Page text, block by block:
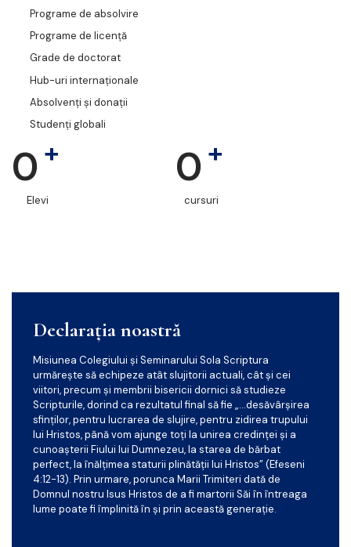
Programe de absolvire
Programe de licență
Grade de doctorat
Hub-uri internaționale
Absolvenți și donații
Studenți globali
0 +
Elevi
0 +
cursuri
Declarația noastră
Misiunea Colegiului și Seminarului Sola Scriptura
urmărește să echipeze atât slujitorii actuali, cât și cei
viitori, precum și membrii bisericii dornici să studieze
Scripturile, dorind ca rezultatul final să fie „…desăvârșirea
sfinților, pentru lucrarea de slujire, pentru zidirea trupului
lui Hristos, până vom ajunge toți la unirea credinței și a
cunoașterii Fiului lui Dumnezeu, la starea de bărbat
perfect, la înălțimea staturii plinătății lui Hristos” (Efeseni
4:12-13). Prin urmare, porunca Marii Trimiteri dată de
Domnul nostru Isus Hristos de a fi martorii Săi în întreaga
lume poate fi împlinită în și prin această generație.